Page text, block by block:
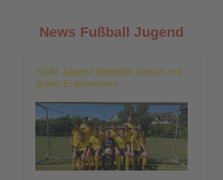
News Fußball Jugend
SGM Jugend beendet Saison mit
guten Ergebnissen